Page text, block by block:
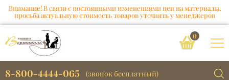
Внимание! В связи с постоянными изменениями цен на материалы,
просьба актуальную стоимость товаров уточнять у менеджеров
0
8-800-4444-065 (звонок бесплатный)